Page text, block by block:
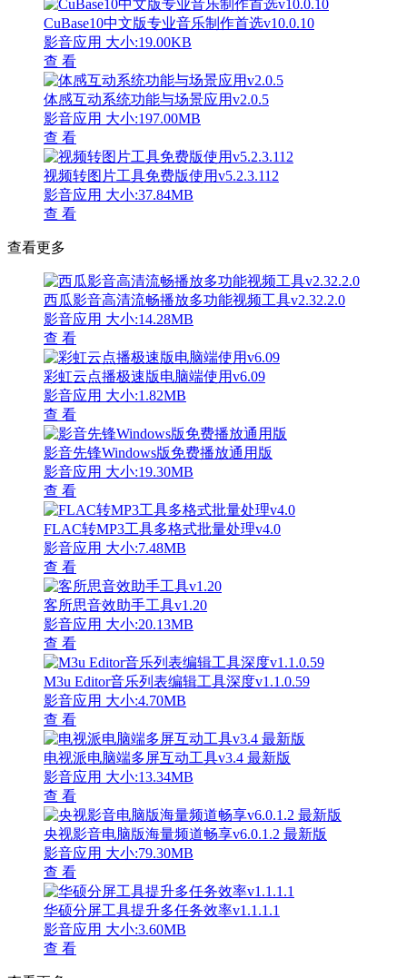
CuBase10中文版专业音乐制作首选v10.0.10
影音应用 大小:19.00KB
查 看
体感互动系统功能与场景应用v2.0.5
影音应用 大小:197.00MB
查 看
视频转图片工具免费版使用v5.2.3.112
影音应用 大小:37.84MB
查 看
查看更多
西瓜影音高清流畅播放多功能视频工具v2.32.2.0
影音应用 大小:14.28MB
查 看
彩虹云点播极速版电脑端使用v6.09
影音应用 大小:1.82MB
查 看
影音先锋Windows版免费播放通用版
影音应用 大小:19.30MB
查 看
FLAC转MP3工具多格式批量处理v4.0
影音应用 大小:7.48MB
查 看
客所思音效助手工具v1.20
影音应用 大小:20.13MB
查 看
M3u Editor音乐列表编辑工具深度v1.1.0.59
影音应用 大小:4.70MB
查 看
电视派电脑端多屏互动工具v3.4 最新版
影音应用 大小:13.34MB
查 看
央视影音电脑版海量频道畅享v6.0.1.2 最新版
影音应用 大小:79.30MB
查 看
华硕分屏工具提升多任务效率v1.1.1.1
影音应用 大小:3.60MB
查 看